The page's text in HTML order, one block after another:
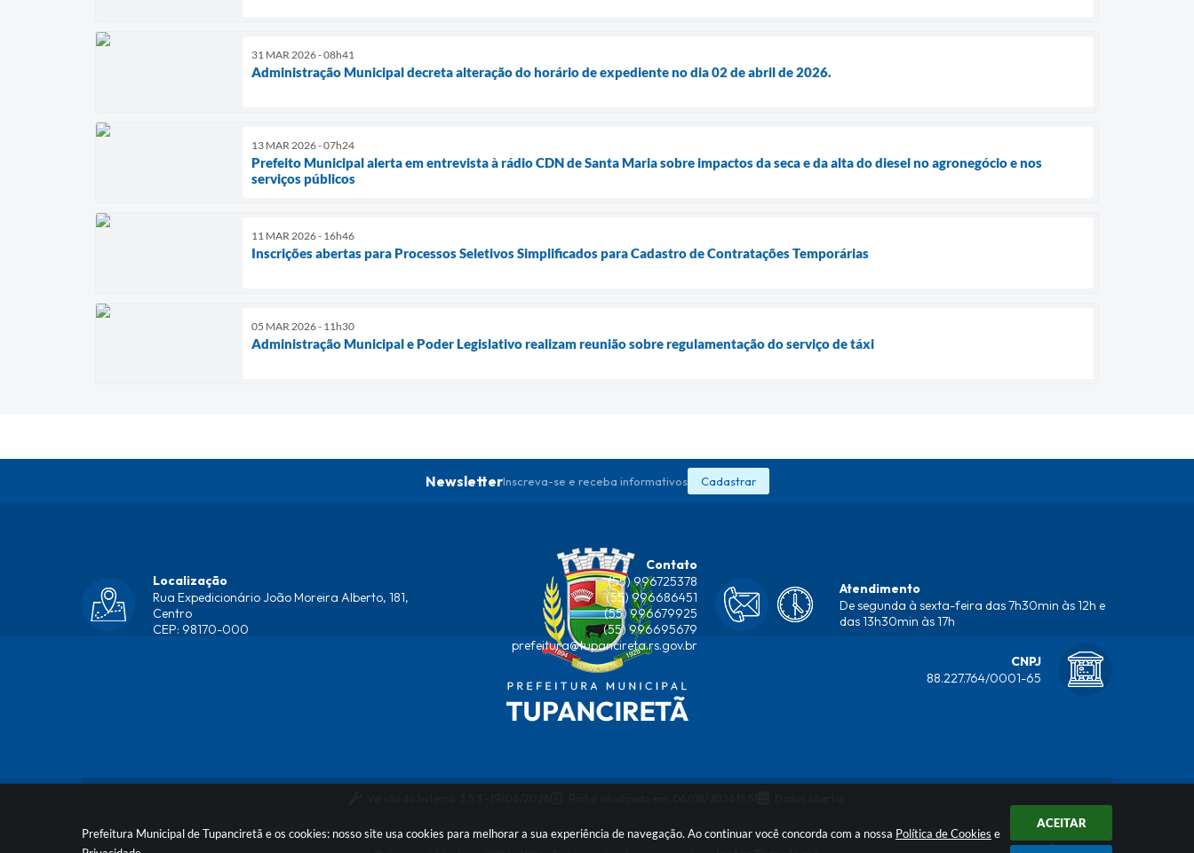
Prefeitura Municipal de Tupanciretã e os cookies: nosso site usa cookies para melhorar a sua experiência de navegação. Ao continuar você concorda com a nossa Política de Cookies e
ACEITAR
31 MAR 2026 - 08h41
Administração Municipal decreta alteração do horário de expediente no dia 02 de abril de 2026.
13 MAR 2026 - 07h24
Prefeito Municipal alerta em entrevista à rádio CDN de Santa Maria sobre impactos da seca e da alta do diesel no agronegócio e nos
serviços públicos
11 MAR 2026 - 16h46
Inscrições abertas para Processos Seletivos Simplificados para Cadastro de Contratações Temporárias
05 MAR 2026 - 11h30
Administração Municipal e Poder Legislativo realizam reunião sobre regulamentação do serviço de táxi
NewsletterInscreva-se e receba informativos Cadastrar
Localização
Rua Expedicionário João Moreira Alberto, 181,
Centro
CEP: 98170-000
Contato
(55) 996725378
(55) 996686451
(55) 996679925
(55) 996695679
prefeitura@tupancireta.rs.gov.br
Atendimento
De segunda à sexta-feira das 7h30min às 12h e
das 13h30min às 17h
CNPJ
88.227.764/0001-65